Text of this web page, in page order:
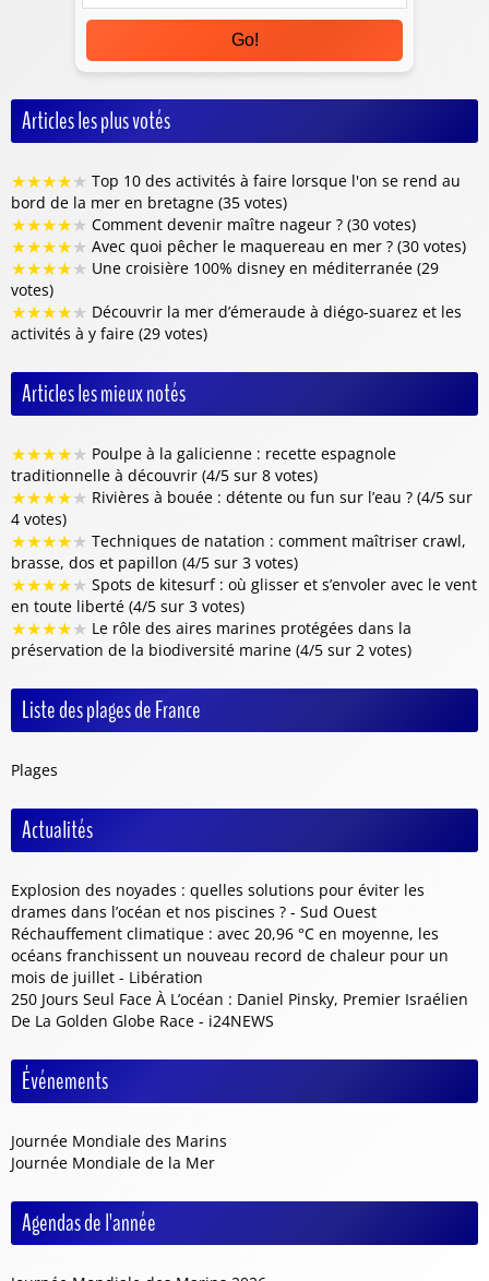
Go!
Articles les plus votés
★★★★★ Top 10 des activités à faire lorsque l'on se rend au
bord de la mer en bretagne (35 votes)
★★★★★ Comment devenir maître nageur ? (30 votes)
★★★★★ Avec quoi pêcher le maquereau en mer ? (30 votes)
★★★★★ Une croisière 100% disney en méditerranée (29
votes)
★★★★★ Découvrir la mer d’émeraude à diégo-suarez et les
activités à y faire (29 votes)
Articles les mieux notés
★★★★★ Poulpe à la galicienne : recette espagnole
traditionnelle à découvrir (4/5 sur 8 votes)
★★★★★ Rivières à bouée : détente ou fun sur l’eau ? (4/5 sur
4 votes)
★★★★★ Techniques de natation : comment maîtriser crawl,
brasse, dos et papillon (4/5 sur 3 votes)
★★★★★ Spots de kitesurf : où glisser et s’envoler avec le vent
en toute liberté (4/5 sur 3 votes)
★★★★★ Le rôle des aires marines protégées dans la
préservation de la biodiversité marine (4/5 sur 2 votes)
Liste des plages de France
Plages
Actualités
Explosion des noyades : quelles solutions pour éviter les
drames dans l’océan et nos piscines ? - Sud Ouest
Réchauffement climatique : avec 20,96 °C en moyenne, les
océans franchissent un nouveau record de chaleur pour un
mois de juillet - Libération
250 Jours Seul Face À L’océan : Daniel Pinsky, Premier Israélien
De La Golden Globe Race - i24NEWS
Événements
Journée Mondiale des Marins
Journée Mondiale de la Mer
Agendas de l'année